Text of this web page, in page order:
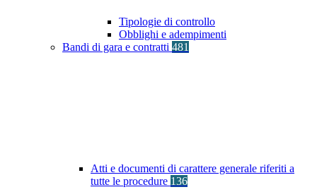
Tipologie di controllo
Obblighi e adempimenti
Bandi di gara e contratti 481
Atti e documenti di carattere generale riferiti a
tutte le procedure 136